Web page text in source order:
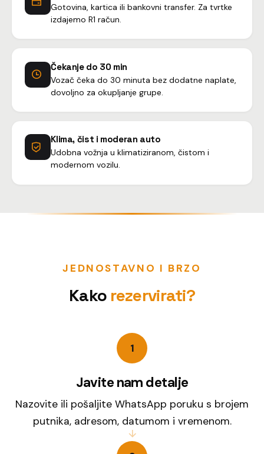
Gotovina, kartica ili bankovni transfer. Za tvrtke
izdajemo R1 račun.
Čekanje do 30 min
Vozač čeka do 30 minuta bez dodatne naplate,
dovoljno za okupljanje grupe.
Klima, čist i moderan auto
Udobna vožnja u klimatiziranom, čistom i
modernom vozilu.
JEDNOSTAVNO I BRZO
Kako rezervirati?
1
Javite nam detalje
Nazovite ili pošaljite WhatsApp poruku s brojem
putnika, adresom, datumom i vremenom.